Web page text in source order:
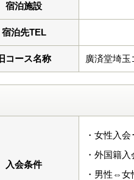
宿泊施設
宿泊先TEL
旧コース名称 廣済堂埼玉
入会条件
・女性入会
・外国籍
・男性⇔女